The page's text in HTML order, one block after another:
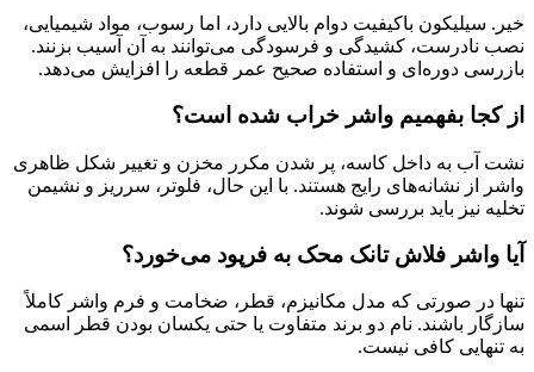
خیر. سیلیکون باکیفیت دوام بالایی دارد، اما رسوب، مواد شیمیایی،
نصب نادرست، کشیدگی و فرسودگی می‌توانند به آن آسیب بزنند.
بازرسی دوره‌ای و استفاده صحیح عمر قطعه را افزایش می‌دهد.
از کجا بفهمیم واشر خراب شده است؟
نشت آب به داخل کاسه، پر شدن مکرر مخزن و تغییر شکل ظاهری
واشر از نشانه‌های رایج هستند. با این حال، فلوتر، سرریز و نشیمن
تخلیه نیز باید بررسی شوند.
آیا واشر فلاش تانک محک به فرپود می‌خورد؟
تنها در صورتی که مدل مکانیزم، قطر، ضخامت و فرم واشر کاملاً
سازگار باشند. نام دو برند متفاوت یا حتی یکسان بودن قطر اسمی
به تنهایی کافی نیست.